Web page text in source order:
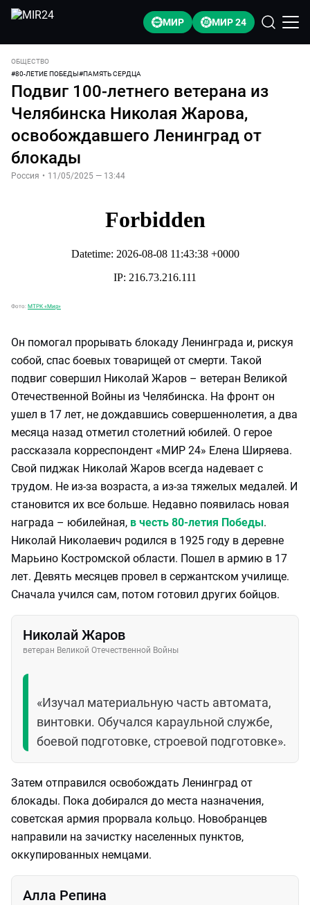
МИР МИР 24
ОБЩЕСТВО
#80-ЛЕТИЕ ПОБЕДЫ#ПАМЯТЬ СЕРДЦА
Подвиг 100-летнего ветерана из
Челябинска Николая Жарова,
освобождавшего Ленинград от
блокады
Россия • 11/05/2025 — 13:44
Фото: МТРК «Мир»
Он помогал прорывать блокаду Ленинграда и, рискуя
собой, спас боевых товарищей от смерти. Такой
подвиг совершил Николай Жаров – ветеран Великой
Отечественной Войны из Челябинска. На фронт он
ушел в 17 лет, не дождавшись совершеннолетия, а два
месяца назад отметил столетний юбилей. О герое
рассказала корреспондент «МИР 24» Елена Ширяева.
Свой пиджак Николай Жаров всегда надевает с
трудом. Не из-за возраста, а из-за тяжелых медалей. И
становится их все больше. Недавно появилась новая
награда – юбилейная, в честь 80-летия Победы.
Николай Николаевич родился в 1925 году в деревне
Марьино Костромской области. Пошел в армию в 17
лет. Девять месяцев провел в сержантском училище.
Сначала учился сам, потом готовил других бойцов.
Николай Жаров
ветеран Великой Отечественной Войны
«Изучал материальную часть автомата,
винтовки. Обучался караульной службе,
боевой подготовке, строевой подготовке».
Затем отправился освобождать Ленинград от
блокады. Пока добирался до места назначения,
советская армия прорвала кольцо. Новобранцев
направили на зачистку населенных пунктов,
оккупированных немцами.
Алла Репина